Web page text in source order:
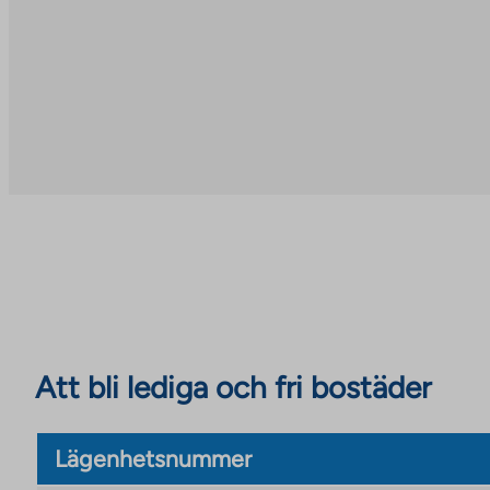
Att bli lediga och fri bostäder
Lägenhetsnummer